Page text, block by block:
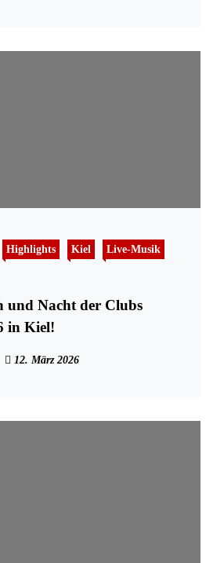
Highlights Kiel Live-Musik
und Nacht der Clubs
in Kiel!
12. März 2026